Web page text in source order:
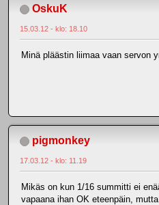
OskuK
15.03.12 - klo: 18.10
Minä pläästin liimaa vaan servon
pigmonkey
17.03.12 - klo: 11.19
Mikäs on kun 1/16 summitti ei
vapaana ihan OK eteenpäin,